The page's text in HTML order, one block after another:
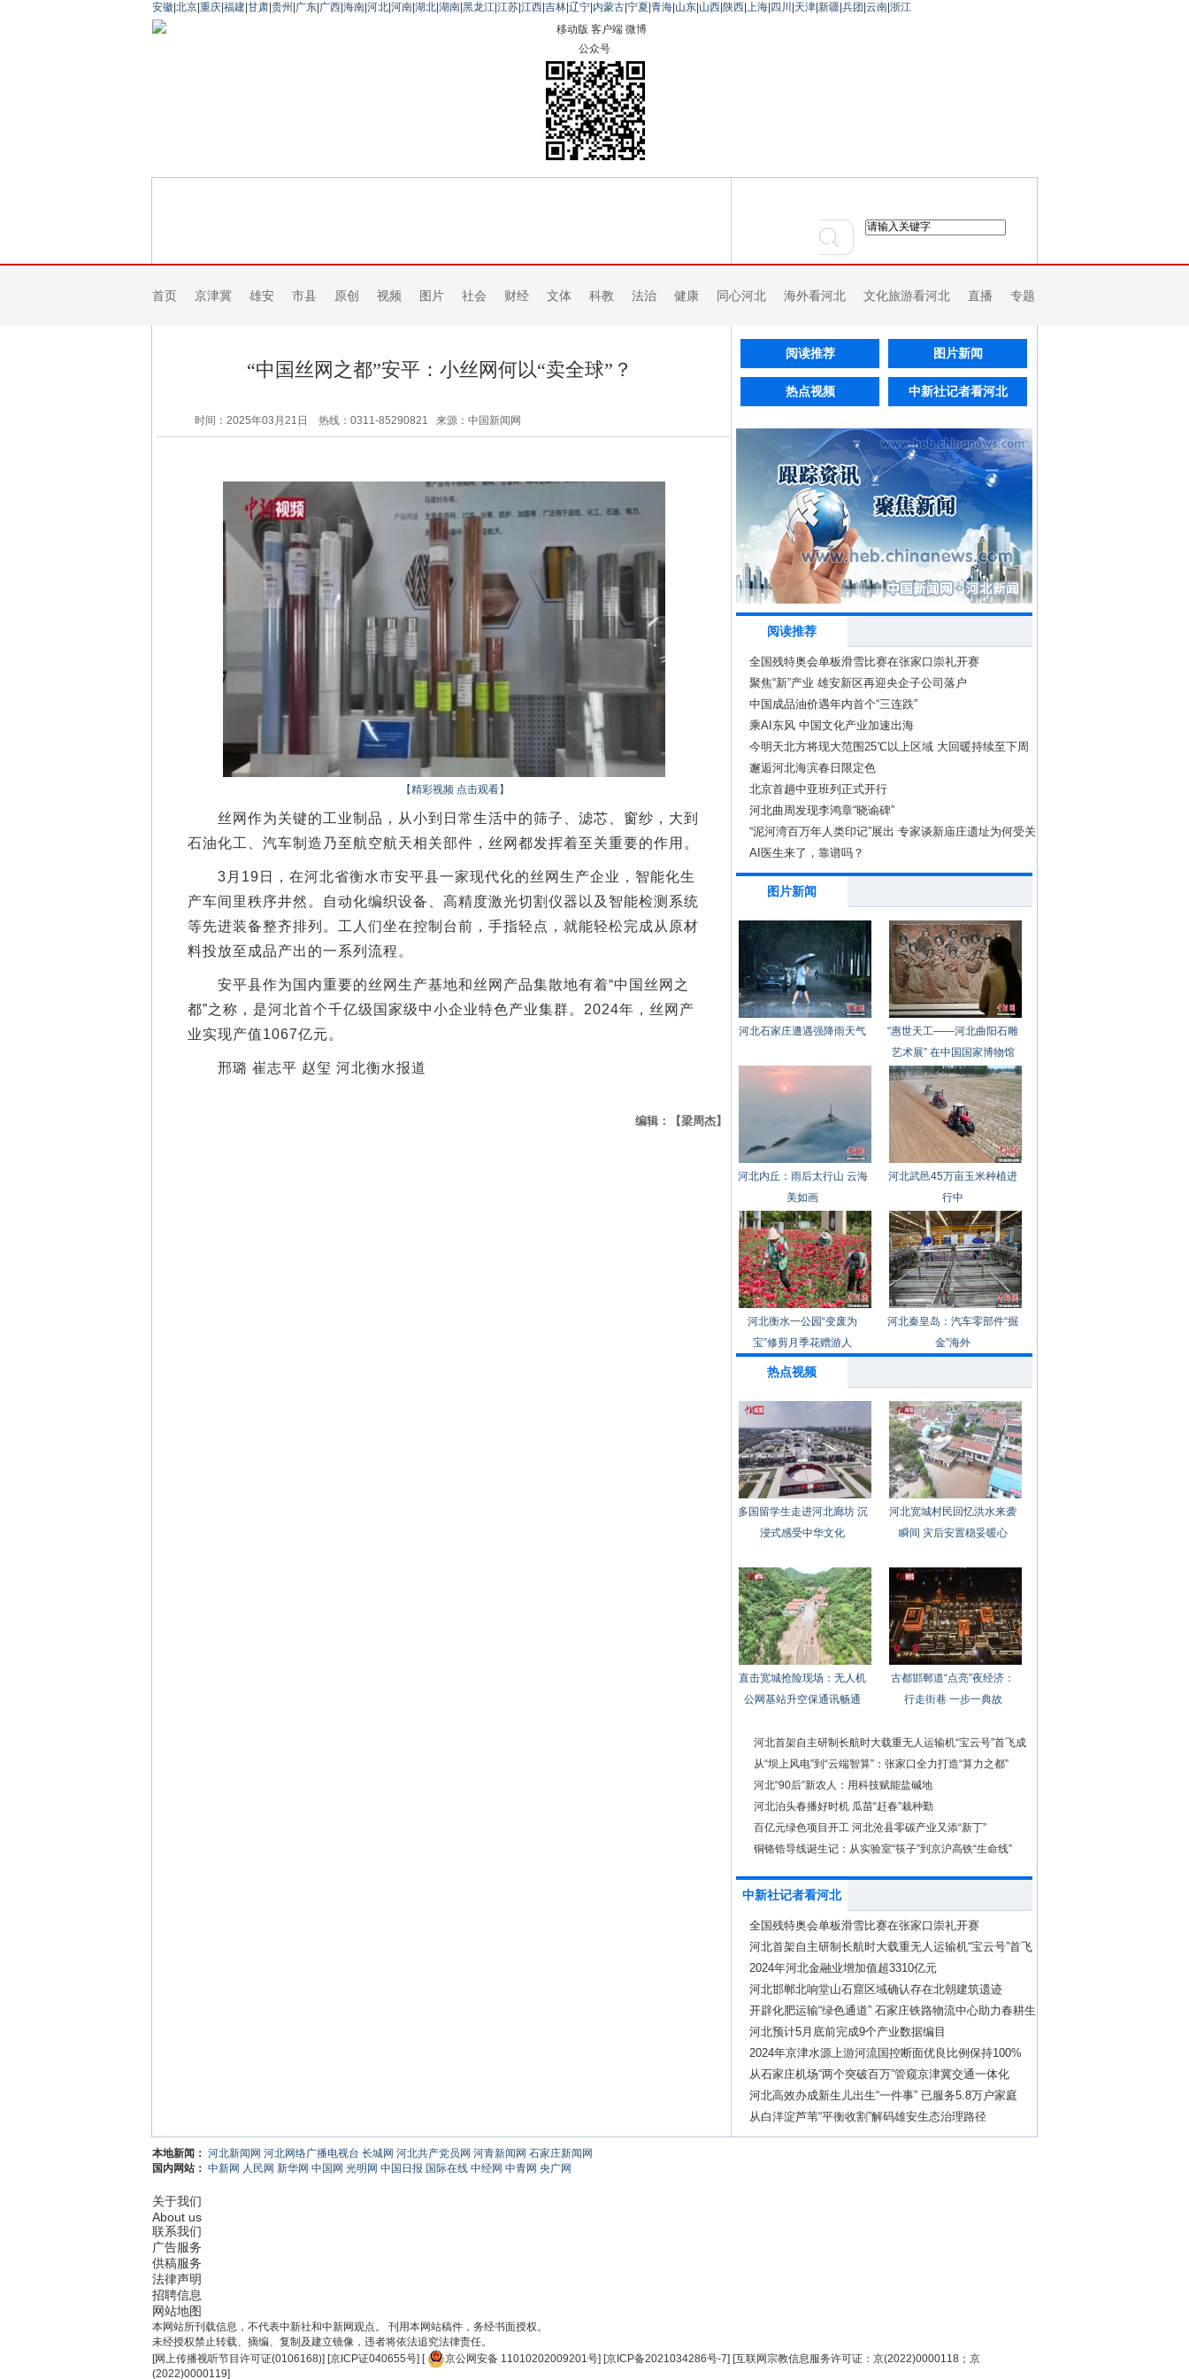
安徽 北京 重庆 福建 甘肃 贵州 广东 广西 海南 河北 河南 湖北 湖南 黑龙江 江苏 江西 吉林 辽宁 内蒙古 宁夏 青海 山东 山西 陕西 上海 四川 天津 新疆 兵团 云南 浙江
移动版 客户端 微博
公众号
首页 京津冀 雄安 市县 原创 视频 图片 社会 财经 文体 科教 法治 健康 同心河北 海外看河北 文化旅游看河北 直播 专题
“中国丝网之都”安平：小丝网何以“卖全球”？
时间：2025年03月21日 热线：0311-85290821 来源：中国新闻网
【精彩视频 点击观看】
丝网作为关键的工业制品，从小到日常生活中的筛子、滤芯、窗纱，大到
石油化工、汽车制造乃至航空航天相关部件，丝网都发挥着至关重要的作用。
3月19日，在河北省衡水市安平县一家现代化的丝网生产企业，智能化生
产车间里秩序井然。自动化编织设备、高精度激光切割仪器以及智能检测系统
等先进装备整齐排列。工人们坐在控制台前，手指轻点，就能轻松完成从原材
料投放至成品产出的一系列流程。
安平县作为国内重要的丝网生产基地和丝网产品集散地有着“中国丝网之
都”之称，是河北首个千亿级国家级中小企业特色产业集群。2024年，丝网产
业实现产值1067亿元。
邢璐 崔志平 赵玺 河北衡水报道
编辑：【梁周杰】
阅读推荐 图片新闻
热点视频 中新社记者看河北
阅读推荐
全国残特奥会单板滑雪比赛在张家口崇礼开赛
聚焦“新”产业 雄安新区再迎央企子公司落户
中国成品油价遇年内首个“三连跌”
乘AI东风 中国文化产业加速出海
今明天北方将现大范围25℃以上区域 大回暖持续至下周
初
邂逅河北海滨春日限定色
北京首趟中亚班列正式开行
河北曲周发现李鸿章“晓谕碑”
“泥河湾百万年人类印记”展出 专家谈新庙庄遗址为何受关
注
AI医生来了，靠谱吗？
图片新闻
河北石家庄遭遇强降雨天气
“惠世天工——河北曲阳石雕
艺术展” 在中国国家博物馆
开幕
河北内丘：雨后太行山 云海
美如画
河北武邑45万亩玉米种植进
行中
河北衡水一公园“变废为
宝”修剪月季花赠游人
河北秦皇岛：汽车零部件“掘
金”海外
热点视频
多国留学生走进河北廊坊 沉
浸式感受中华文化
河北宽城村民回忆洪水来袭
瞬间 灾后安置稳妥暖心
直击宽城抢险现场：无人机
公网基站升空保通讯畅通
古都邯郸道“点亮”夜经济：
行走街巷 一步一典故
河北首架自主研制长航时大载重无人运输机“宝云号”首飞成
功
从“坝上风电”到“云端智算”：张家口全力打造“算力之都”
河北“90后”新农人：用科技赋能盐碱地
河北泊头春播好时机 瓜苗“赶春”栽种勤
百亿元绿色项目开工 河北沧县零碳产业又添“新丁”
铜铬锆导线诞生记：从实验室“筷子”到京沪高铁“生命线”
中新社记者看河北
全国残特奥会单板滑雪比赛在张家口崇礼开赛
河北首架自主研制长航时大载重无人运输机“宝云号”首飞
成功
2024年河北金融业增加值超3310亿元
河北邯郸北响堂山石窟区域确认存在北朝建筑遗迹
开辟化肥运输“绿色通道” 石家庄铁路物流中心助力春耕生
产
河北预计5月底前完成9个产业数据编目
2024年京津水源上游河流国控断面优良比例保持100%
从石家庄机场“两个突破百万”管窥京津冀交通一体化
河北高效办成新生儿出生“一件事” 已服务5.8万户家庭
从白洋淀芦苇“平衡收割”解码雄安生态治理路径
本地新闻： 河北新闻网 河北网络广播电视台 长城网 河北共产党员网 河青新闻网 石家庄新闻网
国内网站： 中新网 人民网 新华网 中国网 光明网 中国日报 国际在线 中经网 中青网 央广网
关于我们
About us
联系我们
广告服务
供稿服务
法律声明
招聘信息
网站地图
本网站所刊载信息，不代表中新社和中新网观点。 刊用本网站稿件，务经书面授权。
未经授权禁止转载、摘编、复制及建立镜像，违者将依法追究法律责任。
[网上传播视听节目许可证(0106168)] [京ICP证040655号] [ 京公网安备 11010202009201号] [京ICP备2021034286号-7] [互联网宗教信息服务许可证：京(2022)0000118；京
(2022)0000119]